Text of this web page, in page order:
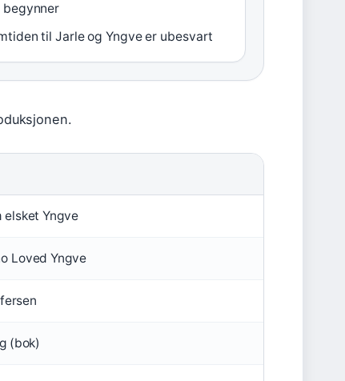
begynner
til Jarle og Yngve er ubesvart
elsket Yngve
Loved Yngve
(bok)